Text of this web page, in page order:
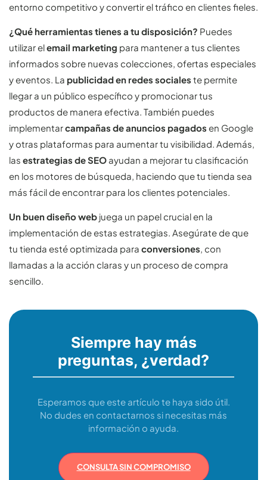
entorno competitivo y convertir el tráfico en clientes fieles.
¿Qué herramientas tienes a tu disposición? Puedes
utilizar elemail marketing para mantener a tus clientes
informados sobre nuevas colecciones, ofertas especiales
y eventos. La publicidad en redes sociales te permite
llegar a un público específico y promocionar tus
productos de manera efectiva. También puedes
implementarcampañas de anuncios pagados en Google
y otras plataformas para aumentar tu visibilidad. Además,
las estrategias de SEO ayudan a mejorar tu clasificación
en los motores de búsqueda, haciendo que tu tienda sea
más fácil de encontrar para los clientes potenciales.
Un buen diseño web juega un papel crucial en la
implementación de estas estrategias. Asegúrate de que
tu tienda esté optimizada para conversiones, con
llamadas a la acción claras y un proceso de compra
sencillo.
Siempre hay más
preguntas, ¿verdad?
Esperamos que este artículo te haya sido útil.
No dudes en contactarnos si necesitas más
información o ayuda.
CONSULTA SIN COMPROMISO